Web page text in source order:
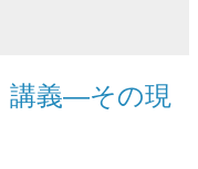
講義―その現